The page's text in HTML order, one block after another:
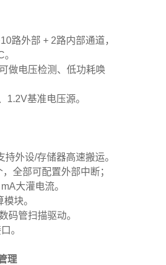
路外部 + 2路内部通道，
做电压检测、低功耗唤
1.2V基准电压源。
持外设/存储器高速搬运。
全部可配置外部中断；
大灌电流。
块。
码管扫描驱动。
。
理